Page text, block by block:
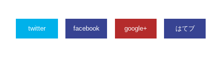
twitter facebook google+ はてブ